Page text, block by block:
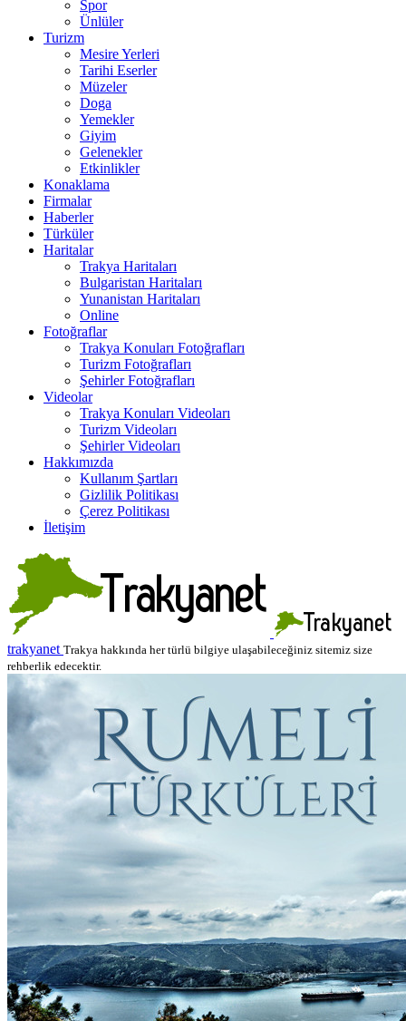
Spor
Ünlüler
Turizm
Mesire Yerleri
Tarihi Eserler
Müzeler
Doga
Yemekler
Giyim
Gelenekler
Etkinlikler
Konaklama
Firmalar
Haberler
Türküler
Haritalar
Trakya Haritaları
Bulgaristan Haritaları
Yunanistan Haritaları
Online
Fotoğraflar
Trakya Konuları Fotoğrafları
Turizm Fotoğrafları
Şehirler Fotoğrafları
Videolar
Trakya Konuları Videoları
Turizm Videoları
Şehirler Videoları
Hakkımızda
Kullanım Şartları
Gizlilik Politikası
Çerez Politikası
İletişim
trakyanet Trakya hakkında her türlü bilgiye ulaşabileceğiniz sitemiz size
rehberlik edecektir.